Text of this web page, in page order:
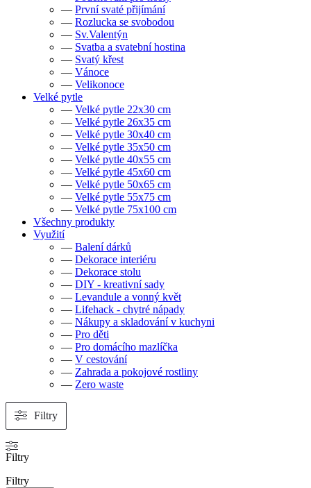
— První svaté přijímání
— Rozlucka se svobodou
— Sv.Valentýn
— Svatba a svatební hostina
— Svatý křest
— Vánoce
— Velikonoce
Velké pytle
— Velké pytle 22x30 cm
— Velké pytle 26x35 cm
— Velké pytle 30x40 cm
— Velké pytle 35x50 cm
— Velké pytle 40x55 cm
— Velké pytle 45x60 cm
— Velké pytle 50x65 cm
— Velké pytle 55x75 cm
— Velké pytle 75x100 cm
Všechny produkty
Využití
— Balení dárků
— Dekorace interiéru
— Dekorace stolu
— DIY - kreativní sady
— Levandule a vonný květ
— Lifehack - chytré nápady
— Nákupy a skladování v kuchyni
— Pro děti
— Pro domácího mazlíčka
— V cestování
— Zahrada a pokojové rostliny
— Zero waste
Filtry
Filtry
Filtry